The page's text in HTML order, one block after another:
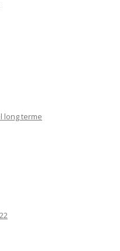
long terme